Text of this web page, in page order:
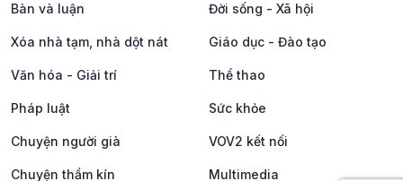
Bàn và luận Đời sống - Xã hội
Xóa nhà tạm, nhà dột nát Giáo dục - Đào tạo
Văn hóa - Giải trí Thể thao
Pháp luật Sức khỏe
Chuyện người già VOV2 kết nối
Chuyện thầm kín Multimedia